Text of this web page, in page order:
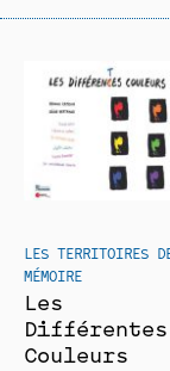
LES TERRITOIRES
MÉMOIRE
Les
Différentes
Couleurs